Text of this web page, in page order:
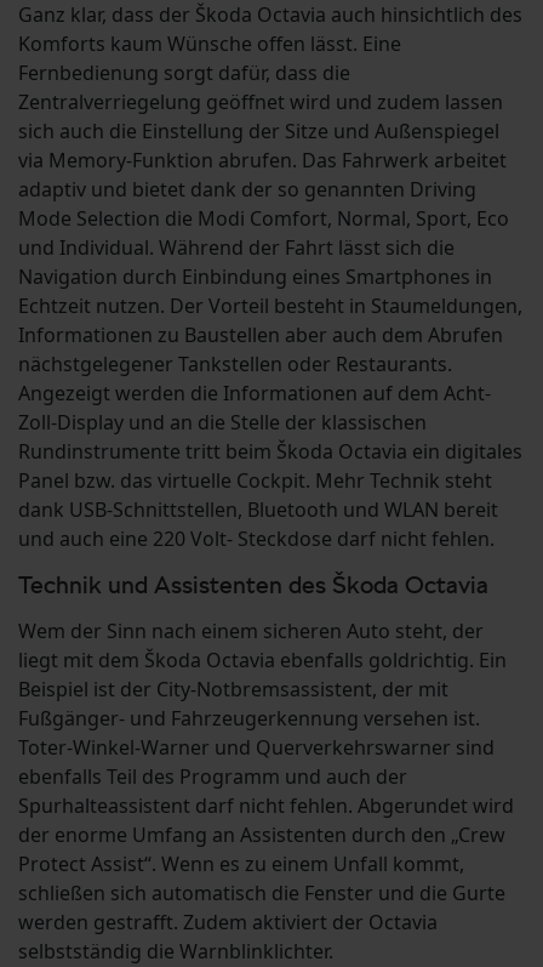
Ganz klar, dass der Škoda Octavia auch hinsichtlich des
Komforts kaum Wünsche offen lässt. Eine
Fernbedienung sorgt dafür, dass die
Zentralverriegelung geöffnet wird und zudem lassen
sich auch die Einstellung der Sitze und Außenspiegel
via Memory-Funktion abrufen. Das Fahrwerk arbeitet
adaptiv und bietet dank der so genannten Driving
Mode Selection die Modi Comfort, Normal, Sport, Eco
und Individual. Während der Fahrt lässt sich die
Navigation durch Einbindung eines Smartphones in
Echtzeit nutzen. Der Vorteil besteht in Staumeldungen,
Informationen zu Baustellen aber auch dem Abrufen
nächstgelegener Tankstellen oder Restaurants.
Angezeigt werden die Informationen auf dem Acht-
Zoll-Display und an die Stelle der klassischen
Rundinstrumente tritt beim Škoda Octavia ein digitales
Panel bzw. das virtuelle Cockpit. Mehr Technik steht
dank USB-Schnittstellen, Bluetooth und WLAN bereit
und auch eine 220 Volt- Steckdose darf nicht fehlen.
Technik und Assistenten des Škoda Octavia
Wem der Sinn nach einem sicheren Auto steht, der
liegt mit dem Škoda Octavia ebenfalls goldrichtig. Ein
Beispiel ist der City-Notbremsassistent, der mit
Fußgänger- und Fahrzeugerkennung versehen ist.
Toter-Winkel-Warner und Querverkehrswarner sind
ebenfalls Teil des Programm und auch der
Spurhalteassistent darf nicht fehlen. Abgerundet wird
der enorme Umfang an Assistenten durch den „Crew
Protect Assist“. Wenn es zu einem Unfall kommt,
schließen sich automatisch die Fenster und die Gurte
werden gestrafft. Zudem aktiviert der Octavia
selbstständig die Warnblinklichter.